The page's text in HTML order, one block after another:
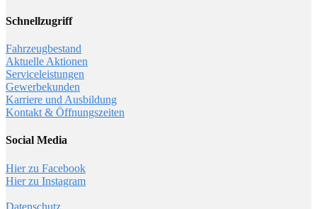
Schnellzugriff
Fahrzeugbestand
Aktuelle Aktionen
Serviceleistungen
Gewerbekunden
Karriere und Ausbildung
Kontakt & Öffnungszeiten
Social Media
Hier zu Facebook
Hier zu Instagram
Datenschutz